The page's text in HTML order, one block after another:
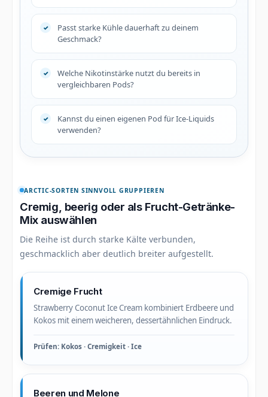
Passt starke Kühle dauerhaft zu deinem
Geschmack?
Welche Nikotinstärke nutzt du bereits in
vergleichbaren Pods?
Kannst du einen eigenen Pod für Ice-Liquids
verwenden?
ARCTIC-SORTEN SINNVOLL GRUPPIEREN
Cremig, beerig oder als Frucht-Getränke-
Mix auswählen
Die Reihe ist durch starke Kälte verbunden,
geschmacklich aber deutlich breiter aufgestellt.
Cremige Frucht
Strawberry Coconut Ice Cream kombiniert Erdbeere und
Kokos mit einem weicheren, dessertähnlichen Eindruck.
Prüfen: Kokos · Cremigkeit · Ice
Beeren und Melone